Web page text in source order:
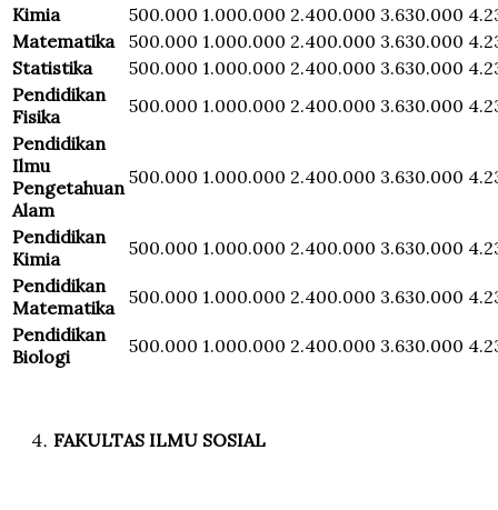
Kimia
500.000 1.000.000 2.400.000 3.630.000
Matematika
500.000 1.000.000 2.400.000 3.630.000
Statistika
500.000 1.000.000 2.400.000 3.630.000
Pendidikan
Fisika
500.000 1.000.000 2.400.000 3.630.000
Pendidikan
Ilmu
Pengetahuan
Alam
500.000 1.000.000 2.400.000 3.630.000
Pendidikan
Kimia
500.000 1.000.000 2.400.000 3.630.000
Pendidikan
Matematika
500.000 1.000.000 2.400.000 3.630.000
Pendidikan
Biologi
500.000 1.000.000 2.400.000 3.630.000
FAKULTAS ILMU SOSIAL